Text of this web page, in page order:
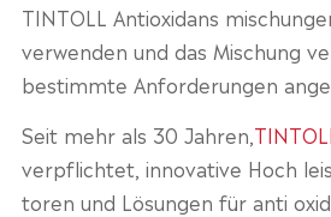
TINTOLL Antioxidans
verwenden und das Mischung
bestimmte Anforderungen
Seit mehr als 30 Jahren, TINTOLL
verpflichtet, innovative Hoch
toren und Lösungen für anti